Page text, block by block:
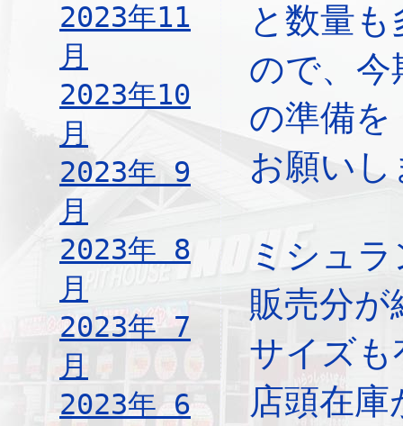
2023年11
月
2023年10
月
2023年 9
月
2023年 8
月
2023年 7
月
2023年 6
と数量
ので、今
の準備を
お願いし
ミシュ
販売分が
サイズ
店頭在